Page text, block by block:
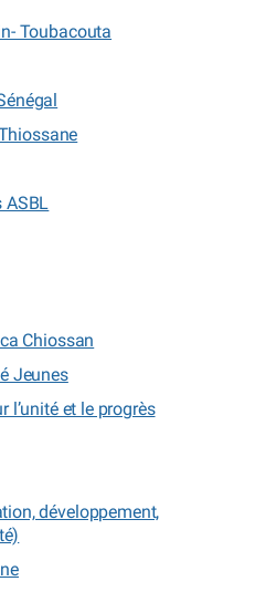
Toubacouta
ASBL
Chiossan
Jeunes
l’unité et le progrès
développement,